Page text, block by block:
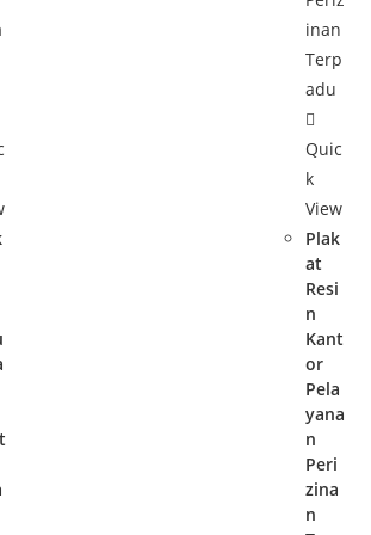
Quic
k
View
Plak
at
Resi
n
Kant
or
Pela
yana
n
Peri
zina
n